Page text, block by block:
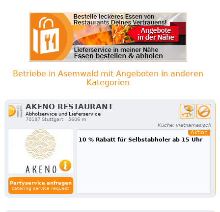
Betriebe in Asemwald mit Angeboten in anderen
Kategorien
AKENO RESTAURANT
Abholservice und Lieferservice
70197 Stuttgart
5606 m
Küche: vietnamesisch
Partyservice anfragen
catering service request
Aktion
10 % Rabatt für Selbstabholer ab 15 Uhr